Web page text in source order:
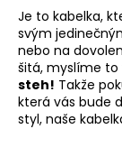
Je to kabelka,
svým
nebo na
šitá, myslíme to
steh! Takže
která vás bude
styl, naše